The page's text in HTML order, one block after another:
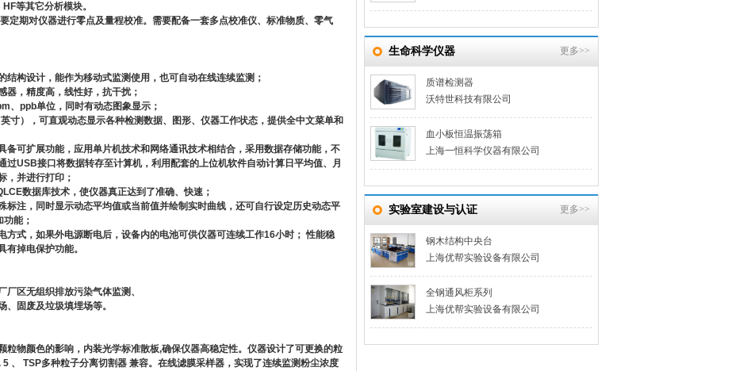
等其它分析模块。
定期对仪器进行零点及量程校准。需要配备一套多点校准仪、标准物质、零气
结构设计，能作为移动式监测使用，也可自动在线连续监测；
器，精度高，线性好，抗干扰；
、ppb单位，同时有动态图象显示；
寸），可直观动态显示各种检测数据、图形、仪器工作状态，提供全中文菜单和
备可扩展功能，应用单片机技术和网络通讯技术相结合，采用数据存储功能，不
过USB接口将数据转存至计算机，利用配套的上位机软件自动计算日平均值、月
，并进行打印；
数据库技术，使仪器真正达到了准确、快速；
标注，同时显示动态平均值或当前值并绘制实时曲线，还可自行设定历史动态平
能；
方式，如果外电源断电后，设备内的电池可供仪器可连续工作16小时； 性能稳
有掉电保护功能。
区无组织排放污染气体监测、
固废及垃圾填埋场等。
粒物颜色的影响，内装光学标准散板,确保仪器高稳定性。仪器设计了可更换的粒
、 TSP多种粒子分离切割器 兼容。在线滤膜采样器，实现了连续监测粉尘浓度
生命科学仪器 更多>>
质谱检测器
沃特世科技有限公司
血小板恒温振荡箱
上海一恒科学仪器有限公司
实验室建设与认证 更多>>
钢木结构中央台
上海优帮实验设备有限公司
全钢通风柜系列
上海优帮实验设备有限公司